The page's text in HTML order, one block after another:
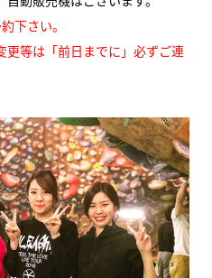
下さい。
更等は「前日までに」必ずご連